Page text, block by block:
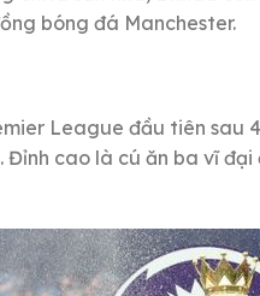
bóng đá Manchester.
League đầu tiên sau
cao là cú ăn ba vĩ